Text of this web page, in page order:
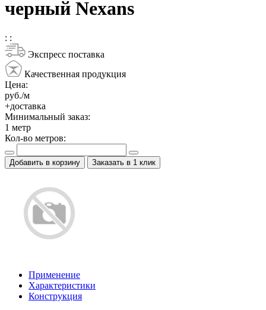
черный Nexans
: :
Экспресс поставка
Качественная продукция
Цена:
руб./м
+доставка
Минимальный заказ:
1 метр
Кол-во метров:
Добавить в корзину Заказать в 1 клик
Применение
Характеристики
Конструкция